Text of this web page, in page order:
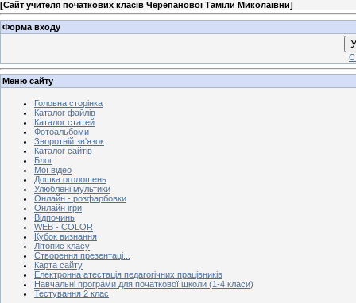
[Сайт учителя початкових класів Черепанової Таміли Миколаївни]
Форма входу
Меню сайту
Головна сторінка
Каталог файлів
Каталог статей
Фотоальбоми
Зворотній зв'язок
Каталог сайтів
Блог
Мої відео
Дошка оголошень
Улюблені мультики
Онлайн - розфарбовки
Онлайн ігри
Відпочинь
WEB - COLOR
Кубок визнання
Літопис класу
Створення презентаці...
Карта сайту
Електронна атестація педагогічних працівників
Навчальні програми для початкової школи (1-4 класи)
Тестування 2 клас